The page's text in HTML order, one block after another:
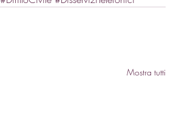
Mostra tutti